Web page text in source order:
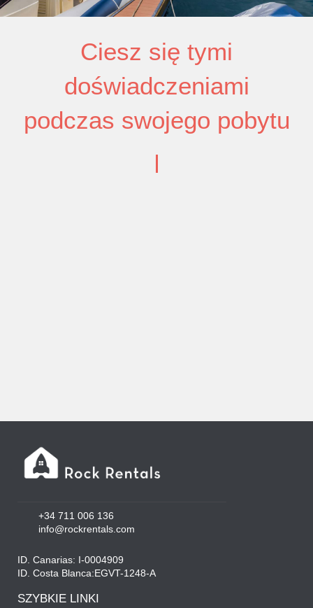
Ciesz się tymi
doświadczeniami
podczas swojego pobytu
+34 711 006 136
info@rockrentals.com
ID. Canarias: I-0004909
ID. Costa Blanca:EGVT-1248-A
SZYBKIE LINKI